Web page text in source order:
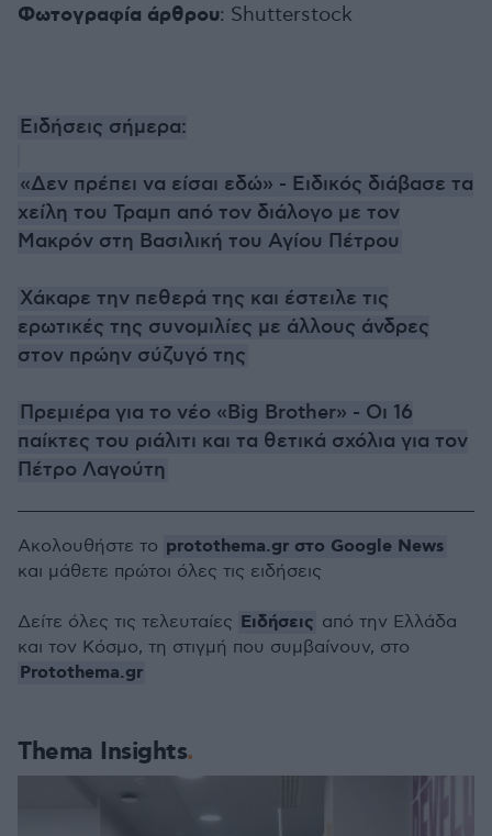
Φωτογραφία άρθρου: Shutterstock
Ειδήσεις σήμερα:
«Δεν πρέπει να είσαι εδώ» - Ειδικός διάβασε τα
χείλη του Τραμπ από τον διάλογο με τον
Μακρόν στη Βασιλική του Αγίου Πέτρου
Χάκαρε την πεθερά της και έστειλε τις
ερωτικές της συνομιλίες με άλλους άνδρες
στον πρώην σύζυγό της
Πρεμιέρα για το νέο «Big Brother» - Oι 16
παίκτες του ριάλιτι και τα θετικά σχόλια για τον
Πέτρο Λαγούτη
Thema Insights
Ακολουθήστε το protothema.gr στο Google News
και μάθετε πρώτοι όλες τις ειδήσεις
Δείτε όλες τις τελευταίες Ειδήσεις από την Ελλάδα
και τον Κόσμο, τη στιγμή που συμβαίνουν, στο
Protothema.gr